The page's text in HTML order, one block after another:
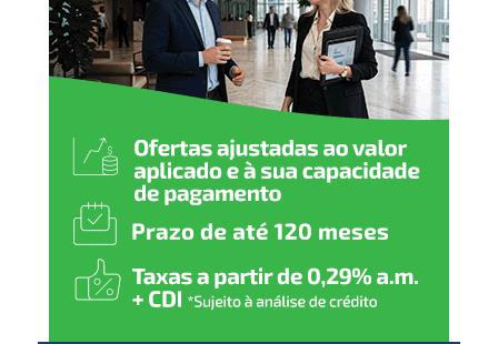
conseguimos transformar
esse potencial em
investimento, movimento
para o comércio, geração
de emprego e novas
oportunidades”, afirmou.
O vice-prefeito Rodrigo Busato destacou que o turismo
pode impactar diferentes setores da economia local.